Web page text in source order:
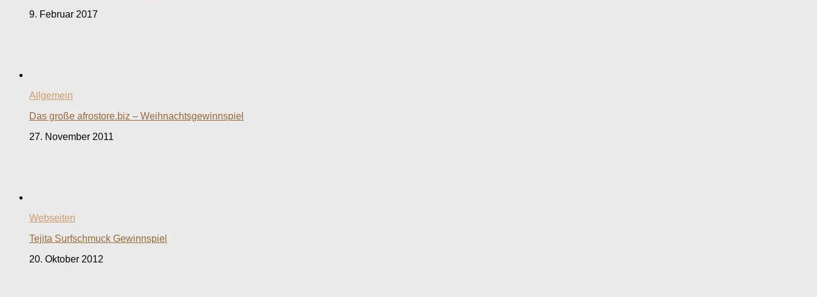
9. Februar 2017
Allgemein
Das große afrostore.biz – Weihnachtsgewinnspiel
27. November 2011
Webseiten
Tejita Surfschmuck Gewinnspiel
20. Oktober 2012